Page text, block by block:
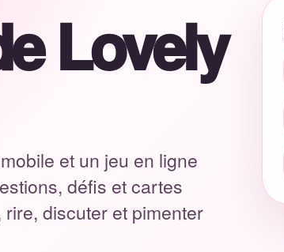
Lovely
et un jeu en ligne
défis et cartes
discuter et pimenter